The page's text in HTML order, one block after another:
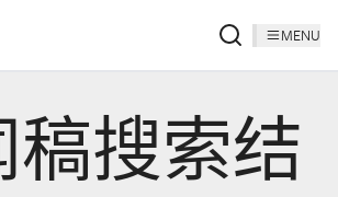
MENU
稿搜索结